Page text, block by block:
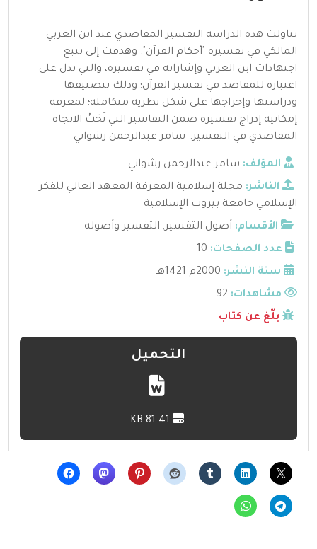
تناولت هذه الدراسة التفسير المقاصدي عند ابن العربي
المالكي في تفسيره "أحكام القرآن". وهدفت إلى تتبع
اجتهادات ابن العربي وإشاراته في تفسيره، والتي تدل على
اعتباره للمقاصد في تفسير القرآن؛ وذلك بتصنيفها
ودراستها وإخراجها على شكل نظرية متكاملة؛ لمعرفة
إمكانية إدراج تفسيره ضمن التفاسير التي نَحَتْ الاتجاه
المقاصدي في التفسير._سامر عبدالرحمن رشواني
المؤلف: سامر عبدالرحمن رشواني
الناشر: مجلة إسلامية المعرفة المعهد العالي للفكر
الإسلامي جامعة بيروت الإسلامية
الأقسام: أصول التفسير, التفسير وأصوله
عدد الصفحات: 10
سنة النشر: 2000م 1421هـ
مشاهدات:
بلّغ عن كتاب
التحميل